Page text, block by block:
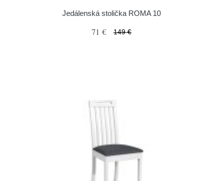
Jedálenská stolička ROMA 10
71 € 149 €